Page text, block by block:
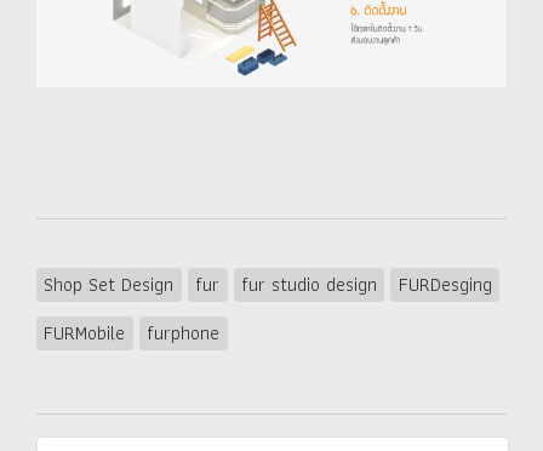
Shop Set Design fur fur studio design
FURDesging
FURMobile
furphone